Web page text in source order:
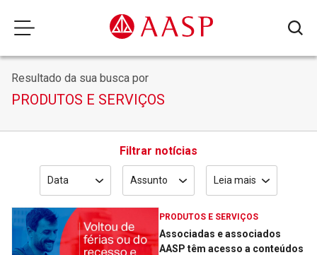
Resultado da sua busca por
PRODUTOS E SERVIÇOS
Filtrar notícias
Data Assunto Leia mais
PRODUTOS E SERVIÇOS
Associadas e associados
AASP têm acesso a conteúdos